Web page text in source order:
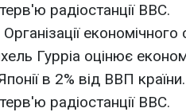
радіостанції ВВС.
економічного
Гурріа оцінює
в 2% від ВВП
радіостанції ВВС.